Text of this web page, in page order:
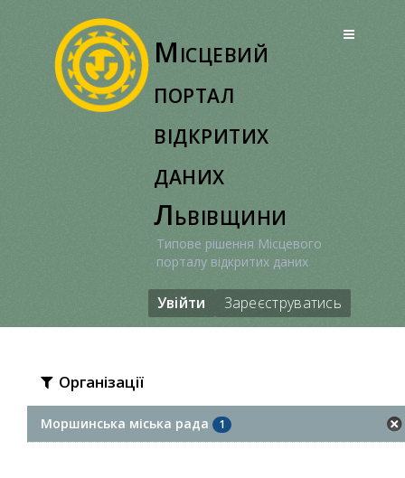
Місцевий
портал
відкритих
даних
Львівщини
Типове рішення Місцевого
порталу відкритих даних
Увійти Зареєструватись
Організації
Моршинська міська рада 1